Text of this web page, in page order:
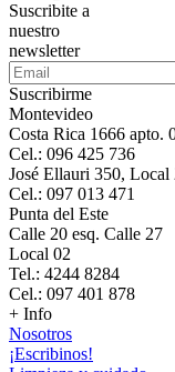
Suscribite a
nuestro
newsletter
Suscribirme
Montevideo
Costa Rica 1666 apto.
Cel.: 096 425 736
José Ellauri 350, Local
Cel.: 097 013 471
Punta del Este
Calle 20 esq. Calle 27
Local 02
Tel.: 4244 8284
Cel.: 097 401 878
+ Info
Nosotros
¡Escribinos!